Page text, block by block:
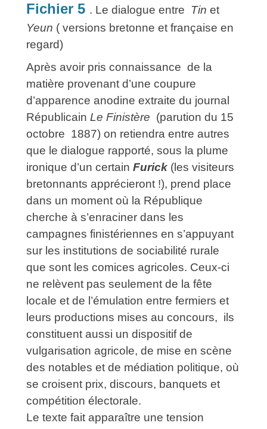
Fichier 5 . Le dialogue entre Tin et
Yeun ( versions bretonne et française en
regard)
Après avoir pris connaissance de la
matière provenant d’une coupure
d’apparence anodine extraite du journal
Républicain Le Finistère (parution du 15
octobre 1887) on retiendra entre autres
que le dialogue rapporté, sous la plume
ironique d’un certain Furick (les visiteurs
bretonnants apprécieront !), prend place
dans un moment où la République
cherche à s’enraciner dans les
campagnes finistériennes en s’appuyant
sur les institutions de sociabilité rurale
que sont les comices agricoles. Ceux-ci
ne relèvent pas seulement de la fête
locale et de l’émulation entre fermiers et
leurs productions mises au concours, ils
constituent aussi un dispositif de
vulgarisation agricole, de mise en scène
des notables et de médiation politique, où
se croisent prix, discours, banquets et
compétition électorale.
Le texte fait apparaître une tension